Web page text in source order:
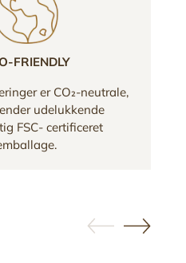
FRIENDLY
er CO₂-neutrale,
udelukkende
FSC- certificeret